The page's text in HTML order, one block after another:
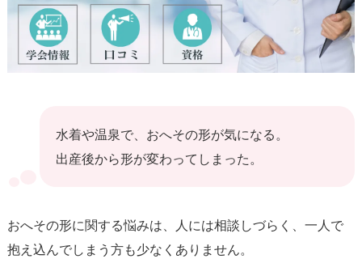
水着や温泉で、おへその形が気になる。
出産後から形が変わってしまった。
おへその形に関する悩みは、人には相談しづらく、一人で
抱え込んでしまう方も少なくありません。